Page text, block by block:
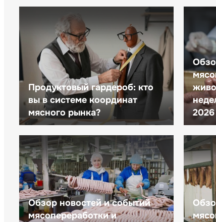
Продуктовый гардероб: кто
вы в системе координат
мясного рынка?
2026
Обзор новостей и событий
мясопереработки и